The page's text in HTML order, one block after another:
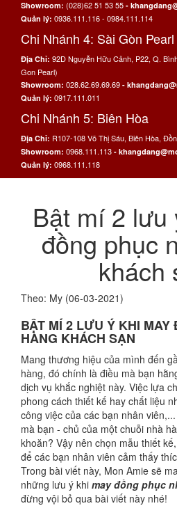
Showroom: (028)62 51 53 55 -
Quản lý: 0936.111.116 - 0984.111.114
Chi Nhánh 4: Sài Gòn Pearl
Địa Chỉ: 92D Nguyễn Hữu Cảnh, P22, Q.
Gon Pearl)
Showroom: 028.62.69.69.69 -
Quản lý: 0917.111.011
Chi Nhánh 5: Biên Hòa
Địa Chỉ: R107-108 Võ Thị Sáu, Biên Hòa,
Showroom: 0968.111.113 -
Quản lý: 0968.111.118
Bật mí 2 lưu
đồng phục
khách
Theo: My (06-03-2021)
BẬT MÍ 2 LƯU Ý KHI MAY
HÀNG KHÁCH SẠN
Mang thương hiệu của mình đến
hàng, đó chính là điều mà bạn
dịch vụ khắc nghiệt này. Việc lựa
phong cách thiết kế hay chất liệu
công việc của các bạn nhân
mà bạn - chủ của một chuỗi nhà
khoăn? Vậy nên chọn mẫu thiết
để các bạn nhân viên cảm thấy
Trong bài viết này, Mon Amie sẽ
những lưu ý khi may đồng phục
đừng vội bỏ qua bài viết này nhé!